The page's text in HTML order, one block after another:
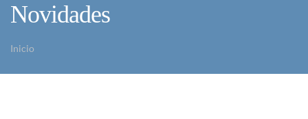
Novidades
Inicio